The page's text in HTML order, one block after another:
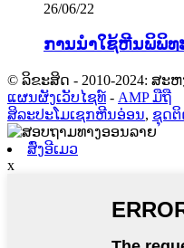
26/06/22
ການນຳໃຊ້ຫີນພິພິທ
© ລິຂະສິດ - 2010-2024: ສ
ແຜນຜັງເວັບໄຊທ໌ - AMP ມືຖື
ສິລະປະໂມເຊກຫີນອ່ອນ, ຊຸດ
ສົ່ງອີເມວ
x